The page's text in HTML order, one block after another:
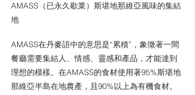
AMASS（已永久歇業）斯堪地那維亞風味的集結
地
AMASS在丹麥語中的意思是“累積”，象徵著一間
餐廳需要集結人、情感、靈感和產品，才能達到
理想的模樣。在AMASS的食材使用著95%斯堪地
那維亞半島在地農產，且90%以上為有機食材。